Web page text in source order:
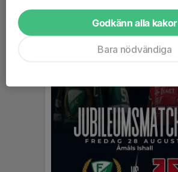
Godkänn alla kakor
Bara nödvändiga